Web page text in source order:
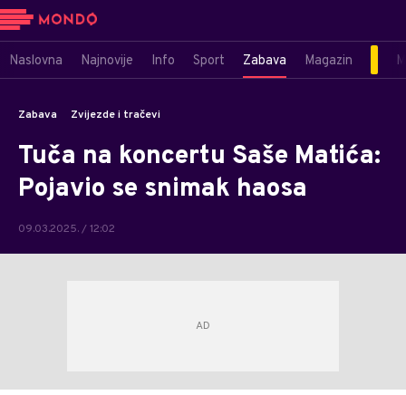
Naslovna Najnovije Info Sport Zabava Magazin
Zabava Zvijezde i tračevi
Tuča na koncertu Saše Matića:
Pojavio se snimak haosa
09.03.2025. / 12:02